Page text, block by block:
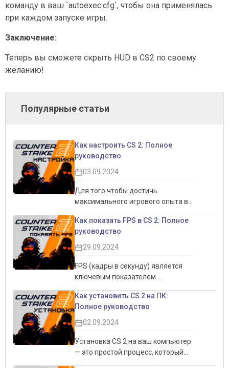
команду в ваш `autoexec.cfg`, чтобы она применялась
при каждом запуске игры.
Заключение:
Теперь вы сможете скрыть HUD в CS2 по своему
желанию!
Популярные статьи
Как настроить CS 2: Полное
руководство
03.09.2024
Для того чтобы достичь
максимального игрового опыта в
игру. Это не только позволит
увеличить производительность,
но и обеспечит более комфортный
интерфейса, графики и звука
могут существенно повлиять на
плавной и отзывчивой. В этом
руководстве мы подробно
рассмотрим все аспекты
добиться наилучших результатов,
будь то для мощного ПК или
Как показать FPS в CS 2: Полное
руководство
29.09.2024
FPS (кадры в секунду) является
ключевым показателем
особенно в соревновательных
играх, таких как CS 2.
Отслеживание FPS помогает
игровой процесс, и позволяет
оптимизировать настройки, чтобы
Как установить CS 2 на ПК:
Полное руководство
02.09.2024
Установка CS 2 на ваш компьютер
— это простой процесс, который